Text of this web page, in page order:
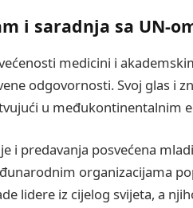
i saradnja sa UN-
medicini i
odgovornosti. Svoj glas i
u međukontinentalnim
i predavanja posvećena
organizacijama
lidere iz cijelog svijeta, a